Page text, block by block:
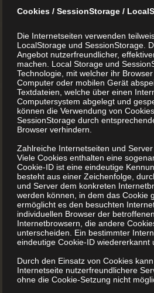
Kinderbuch
Cookies / SessionStorage /
Die Internetseiten verwenden
LocalStorage und SessionStorage.
Angebot nutzerfreundlicher,
machen. Local Storage und
Technologie, mit welcher ihr
Computer oder mobilen Gerät
Textdateien, welche über einen
Computersystem abgelegt und
können die Verwendung von
SessionStorage durch
Browser verhindern.
Zahlreiche Internetseiten und
Viele Cookies enthalten eine
Cookie-ID ist eine eindeutige
besteht aus einer Zeichenfolge,
und Server dem konkreten
werden können, in dem das Cookie
ermöglicht es den besuchten
individuellen Browser der
Internetbrowsern, die andere
unterscheiden. Ein bestimmter
eindeutige Cookie-ID wiedererkannt
Durch den Einsatz von Cookies
Internetseite nutzerfreundlichere
ohne die Cookie-Setzung nicht